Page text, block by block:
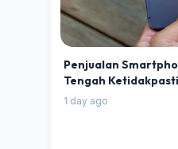
Penjualan
Tengah
1 day ago